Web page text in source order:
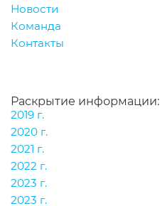
Новости
Команда
Контакты
Раскрытие информации:
2019 г.
2020 г.
2021 г.
2022 г.
2023 г.
2023 г.